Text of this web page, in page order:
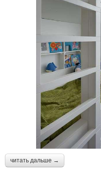
читать дальше →